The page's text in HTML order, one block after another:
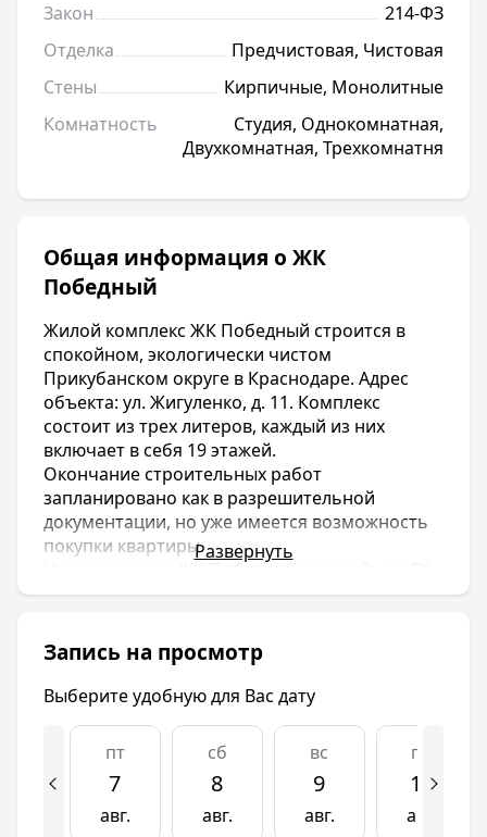
Закон
214-ФЗ
Отделка
Предчистовая, Чистовая
Стены
Кирпичные, Монолитные
Комнатность
Студия, Однокомнатная,
Двухкомнатная, Трехкомнатня
Общая информация о ЖК
Победный
Жилой комплекс ЖК Победный строится в
спокойном, экологически чистом
Прикубанском округе в Краснодаре. Адрес
объекта: ул. Жигуленко, д. 11. Комплекс
состоит из трех литеров, каждый из них
включает в себя 19 этажей.
Окончание строительных работ
запланировано как в разрешительной
документации, но уже имеется возможность
покупки квартиры.
На территории ЖК Победный застройщик ГК
Победа обустроил все для счастливой и
игровые площадки, а также спортивные и
тренажерные, зоны для отдыха и барбекю.
Вблизи жилого комплекса расположены
детские сады, гипермаркеты, торговые
центры, банки, школы, поликлиники.
Новостройки относятся к классу «КОМФОРТ».
Цена квартиры напрямую зависит от
количества в ней квадратных метров.
Развернуть
Запись на просмотр
Выберите удобную для Вас дату
пт
7
авг.
сб
8
авг.
вс
9
авг.
пн
10
авг.